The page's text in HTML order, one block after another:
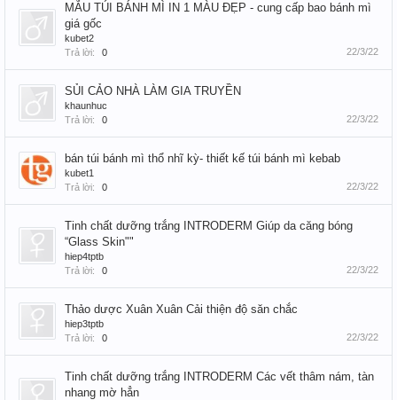
MẪU TÚI BÁNH MÌ IN 1 MÀU ĐẸP - cung cấp bao bánh mì
giá gốc
kubet2
Trả lời:
0 22/3/22
SỦI CẢO NHÀ LÀM GIA TRUYỀN
khaunhuc
Trả lời:
0 22/3/22
bán túi bánh mì thổ nhĩ kỳ- thiết kế túi bánh mì kebab
kubet1
Trả lời:
0 22/3/22
Tinh chất dưỡng trắng INTRODERM Giúp da căng bóng
“Glass Skin""
hiep4tptb
Trả lời:
0 22/3/22
Thảo dược Xuân Xuân Cải thiện độ săn chắc
hiep3tptb
Trả lời:
0 22/3/22
Tinh chất dưỡng trắng INTRODERM Các vết thâm nám, tàn
nhang mờ hẳn